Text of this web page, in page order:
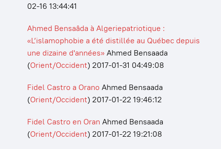
02-16 13:44:41
Ahmed Bensaâda à Algeriepatriotique :
«L’islamophobie a été distillée au Québec depuis
une dizaine d'années» Ahmed Bensaada
(Orient/Occident) 2017-01-31 04:49:08
Fidel Castro a Orano Ahmed Bensaada
(Orient/Occident) 2017-01-22 19:46:12
Fidel Castro en Oran Ahmed Bensaada
(Orient/Occident) 2017-01-22 19:21:08